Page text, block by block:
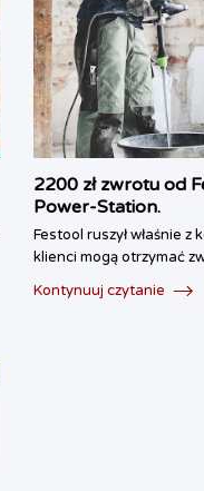
2200 zł zwrotu od
Power-Station.
Festool ruszył właśnie
klienci mogą otrzymać
Kontynuuj czytanie